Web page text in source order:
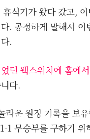
식기가 왔다 갔고,
. 공정하게 말해서
.
던 웩스위치에 홈에
다.
라운 원정 기록을 보
1 무승부를 구하기